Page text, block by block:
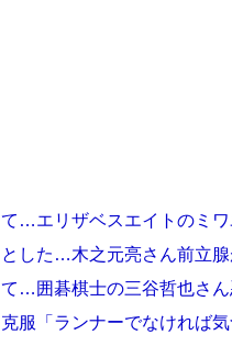
…エリザベスエイトのミ
した…木之元亮さん前立
…囲碁棋士の三谷哲也さ
服「ランナーでなければ気